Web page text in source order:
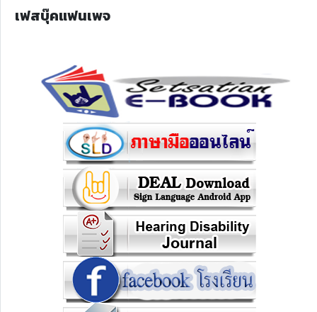
เฟสบุ๊คแฟนเพจ